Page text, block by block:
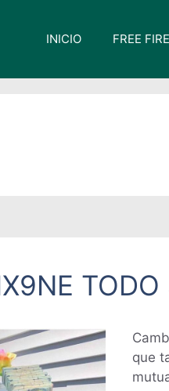
INICIO FREE FIRE
TODO
que